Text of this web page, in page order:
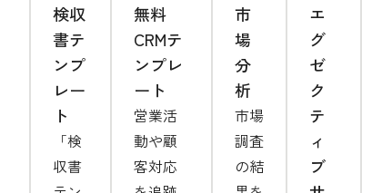
検収
書テ
ンプ
レー
ト
「検
収書
無料
CRMテ
ンプレ
ート
営業活
動や顧
客対応
市
場
分
析
市場
調査
の結
エ
グ
ゼ
ク
テ
ィ
ブ